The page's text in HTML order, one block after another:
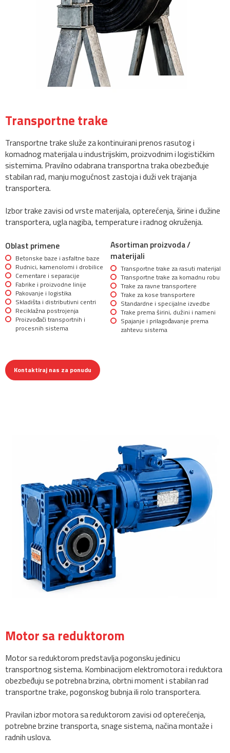
Transportne trake
Transportne trake služe za kontinuirani prenos rasutog i
komadnog materijala u industrijskim, proizvodnim i logističkim
sistemima. Pravilno odabrana transportna traka obezbeđuje
stabilan rad, manju mogućnost zastoja i duži vek trajanja
transportera.
Izbor trake zavisi od vrste materijala, opterećenja, širine i dužine
transportera, ugla nagiba, temperature i radnog okruženja.
Oblast primene
Betonske baze i asfaltne baze
Rudnici, kamenolomi i drobilice
Cementare i separacije
Fabrike i proizvodne linije
Pakovanje i logistika
Skladišta i distributivni centri
Reciklažna postrojenja
Proizvođači transportnih i
procesnih sistema
Asortiman proizvoda /
materijali
Transportne trake za rasuti materijal
Transportne trake za komadnu robu
Trake za ravne transportere
Trake za kose transportere
Standardne i specijalne izvedbe
Trake prema širini, dužini i nameni
Spajanje i prilagođavanje prema
zahtevu sistema
Kontaktiraj nas za ponudu
Motor sa reduktorom
Motor sa reduktorom predstavlja pogonsku jedinicu
transportnog sistema. Kombinacijom elektromotora i reduktora
obezbeđuju se potrebna brzina, obrtni moment i stabilan rad
transportne trake, pogonskog bubnja ili rolo transportera.
Pravilan izbor motora sa reduktorom zavisi od opterećenja,
potrebne brzine transporta, snage sistema, načina montaže i
radnih uslova.